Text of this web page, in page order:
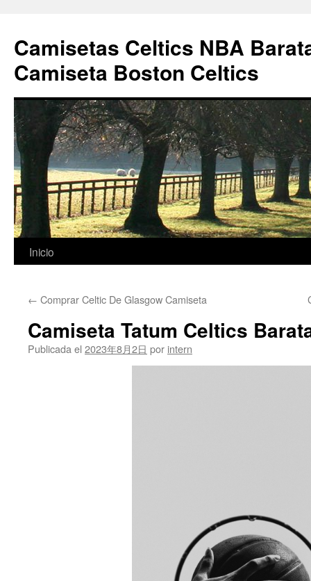
Camisetas Celtics NBA
Camiseta Boston Celtics
Saltar
contenido
Inicio
← Comprar Celtic De Glasgow Camiseta
Camiseta Tatum Celtics
Publicada el 2023年8月2日 por intern